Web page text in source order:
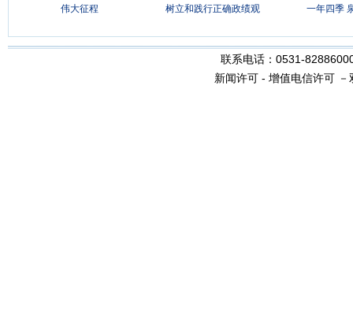
伟大征程 树立和践行正确政绩观 一年四季
联系电话：0531-
新闻许可- 增值电信许可－